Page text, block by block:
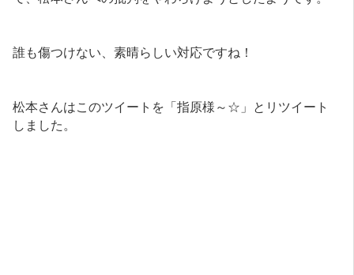
誰も傷つけない、素晴らしい対応ですね！
松本さんはこのツイートを「指原様～☆」とリツイート
しました。